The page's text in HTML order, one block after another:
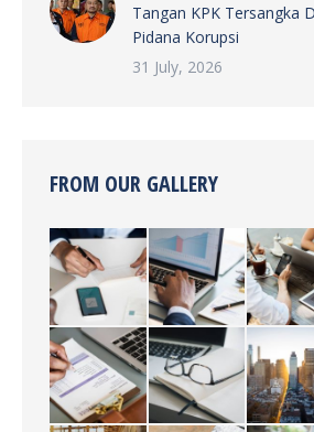
Tangan KPK Tersangka
Pidana Korupsi
31 July, 2026
FROM OUR GALLERY